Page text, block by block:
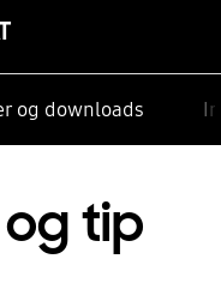
og downloads
tip